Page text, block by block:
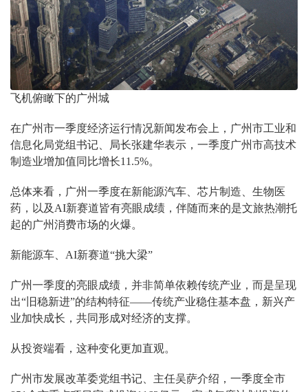
飞机俯瞰下的广州城
在广州市一季度经济运行情况新闻发布会上，广州市工业和
信息化局党组书记、局长张建华表示，一季度广州市高技术
制造业增加值同比增长11.5%。
总体来看，广州一季度在新能源汽车、芯片制造、生物医
药，以及AI新赛道皆有亮眼成绩，伴随而来的是文旅热潮托
起的广州消费市场的火爆。
新能源车、AI新赛道“挑大梁”
广州一季度的亮眼成绩，并非简单依赖传统产业，而是呈现
出“旧稳新进”的结构特征——传统产业稳住基本盘，新兴产
业加快成长，共同形成对经济的支撑。
从投资端看，这种变化更加直观。
广州市发展改革委党组书记、主任吴萨介绍，一季度全市